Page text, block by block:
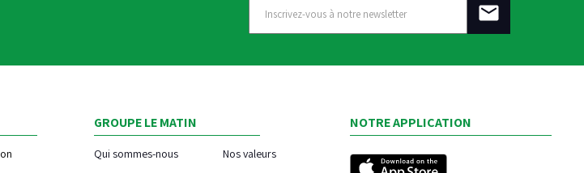
GROUPE LE MATIN
Qui sommes-nous Nos valeurs
NOTRE APPLICATION